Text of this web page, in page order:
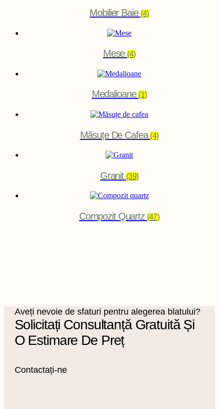
Mobilier Baie (4)
Mese(4)
Medalioane(1)
Măsuțe De Cafea(4)
Granit (39)
Compozit Quartz (47)
Aveți nevoie de sfaturi pentru alegerea blatului?
Solicitați Consultanță Gratuită Și
O Estimare De Preț
Contactați-ne